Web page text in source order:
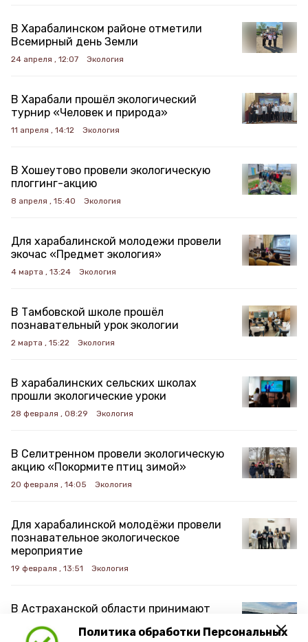
Политика обработки Персональных
В Харабалинском районе отметили
Всемирный день Земли
24 апреля , 12:07 Экология
В Харабали прошёл экологический
турнир «Человек и природа»
11 апреля , 14:12 Экология
В Хошеутово провели экологическую
плоггинг-акцию
8 апреля , 15:40 Экология
Для харабалинской молодежи провели
экочас «Предмет экология»
4 марта , 13:24 Экология
В Тамбовской школе прошёл
познавательный урок экологии
2 марта , 15:22 Экология
В харабалинских сельских школах
прошли экологические уроки
28 февраля , 08:29 Экология
В Селитренном провели экологическую
акцию «Покормите птиц зимой»
20 февраля , 14:05 Экология
Для харабалинской молодёжи провели
познавательное экологическое
мероприятие
19 февраля , 13:51 Экология
В Астраханской области принимают
весеннего паводка